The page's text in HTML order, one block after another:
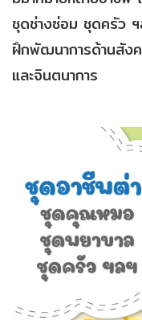
ชุดช่างซ่อม ชุดครัว
ฝึกพัฒนาการด้านสัง
และจินตนาการ